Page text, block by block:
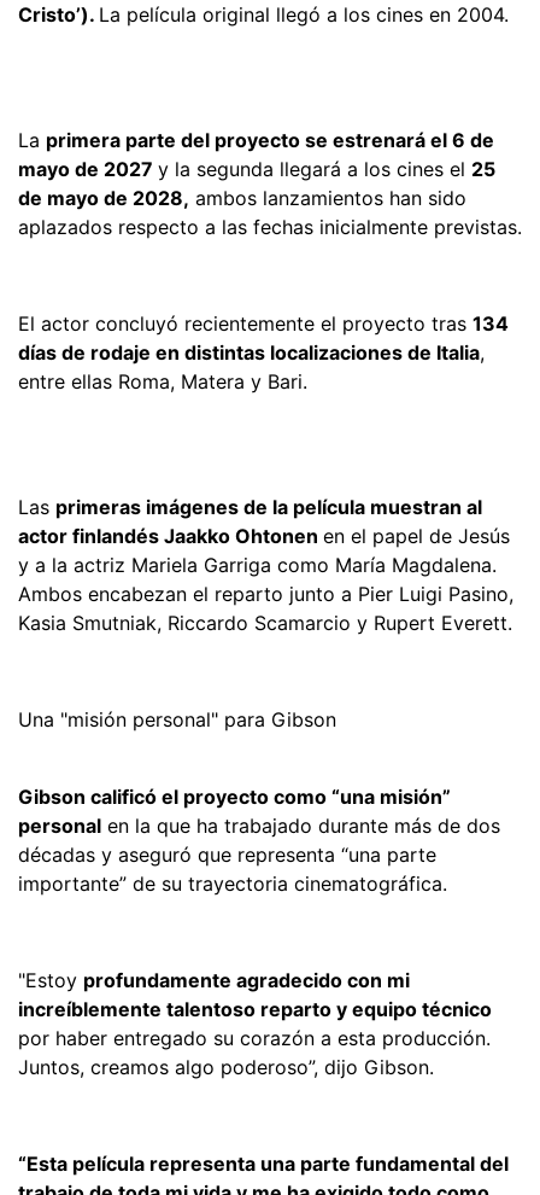
Cristo’). La película original llegó a los cines en 2004.
La primera parte del proyecto se estrenará el 6 de
mayo de 2027 y la segunda llegará a los cines el 25
de mayo de 2028, ambos lanzamientos han sido
aplazados respecto a las fechas inicialmente previstas.
El actor concluyó recientemente el proyecto tras 134
días de rodaje en distintas localizaciones de Italia,
entre ellas Roma, Matera y Bari.
Las primeras imágenes de la película muestran al
actor finlandés Jaakko Ohtonen en el papel de Jesús
y a la actriz Mariela Garriga como María Magdalena.
Ambos encabezan el reparto junto a Pier Luigi Pasino,
Kasia Smutniak, Riccardo Scamarcio y Rupert Everett.
Una "misión personal" para Gibson
Gibson calificó el proyecto como “una misión”
personal en la que ha trabajado durante más de dos
décadas y aseguró que representa “una parte
importante” de su trayectoria cinematográfica.
"Estoy profundamente agradecido con mi
increíblemente talentoso reparto y equipo técnico
por haber entregado su corazón a esta producción.
Juntos, creamos algo poderoso”, dijo Gibson.
“Esta película representa una parte fundamental del